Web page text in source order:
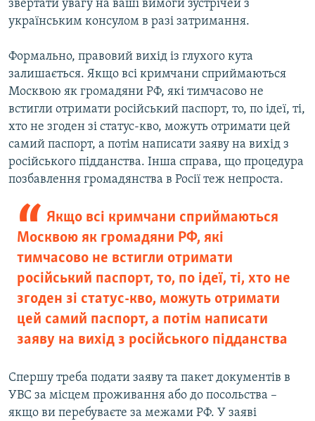
звертати увагу на ваші вимоги зустрічей з
українським консулом в разі затримання.
Формально, правовий вихід із глухого кута
залишається. Якщо всі кримчани сприймаються
Москвою як громадяни РФ, які тимчасово не
встигли отримати російський паспорт, то, по ідеї, ті,
хто не згоден зі статус-кво, можуть отримати цей
самий паспорт, а потім написати заяву на вихід з
російського підданства. Інша справа, що процедура
позбавлення громадянства в Росії теж непроста.
Якщо всі кримчани сприймаються
Москвою як громадяни РФ, які
тимчасово не встигли отримати
російський паспорт, то, по ідеї, ті, хто не
згоден зі статус-кво, можуть отримати
цей самий паспорт, а потім написати
заяву на вихід з російського підданства
Спершу треба подати заяву та пакет документів в
УВС за місцем проживання або до посольства –
якщо ви перебуваєте за межами РФ. У заяві